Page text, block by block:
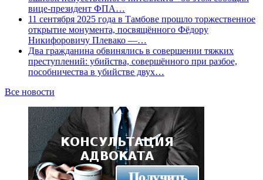
вице-президент ФПА…
11 сентября 2025 года в Тамбове прошло торжественное
открытие монумента, посвящённого Фёдору
Никифоровичу Плевако —…
Два гражданина обвинялись в совершении тяжких
преступлений: убийства, совершённого при разбое,
пособничества в убийстве двух…
Все новости